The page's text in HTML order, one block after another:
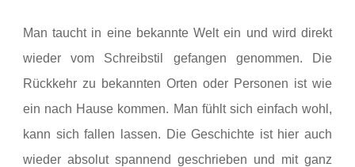
Man taucht in eine bekannte Welt ein und wird direkt
wieder vom Schreibstil gefangen genommen. Die
Rückkehr zu bekannten Orten oder Personen ist wie
ein nach Hause kommen. Man fühlt sich einfach wohl,
kann sich fallen lassen. Die Geschichte ist hier auch
wieder absolut spannend geschrieben und mit ganz